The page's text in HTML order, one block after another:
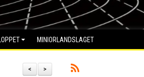
MINIORLANDSLAGET
>
<